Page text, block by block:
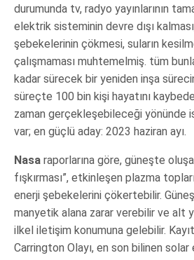
durumunda tv, radyo yayınlarının
elektrik sisteminin devre dışı
şebekelerinin çökmesi, suların
çalışmaması muhtemelmiş. tüm
kadar sürecek bir yeniden inşa
süreçte 100 bin kişi hayatını
zaman gerçekleşebileceği yönünde
var; en güçlü aday: 2023 haziran ayı.
Nasa raporlarına göre, güneşte
fışkırması”, etkinleşen plazma
enerji şebekelerini çökertebilir.
manyetik alana zarar verebilir ve alt
ilkel iletişim konumuna gelebilir.
Carrington Olayı, en son bilinen